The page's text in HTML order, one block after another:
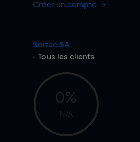
Créer un compte
Soitec SA
- Tous les clients
0%
N/A